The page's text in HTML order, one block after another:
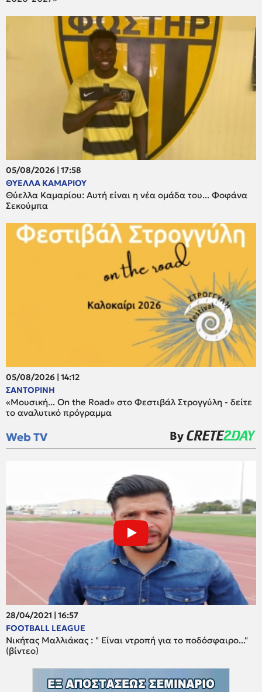
05/08/2026 | 17:58
ΘΥΕΛΛΑ ΚΑΜΑΡΙΟΥ
Θύελλα Καμαρίου: Αυτή είναι η νέα ομάδα του... Φοφάνα
Σεκούμπα
05/08/2026 | 14:12
ΣΑΝΤΟΡΙΝΗ
«Μουσική... On the Road» στο Φεστιβάλ Στρογγύλη - δείτε
το αναλυτικό πρόγραμμα
Web TV By
28/04/2021 | 16:57
FOOTBALL LEAGUE
Νικήτας Μαλλιάκας : " Είναι ντροπή για το ποδόσφαιρο..."
(βίντεο)